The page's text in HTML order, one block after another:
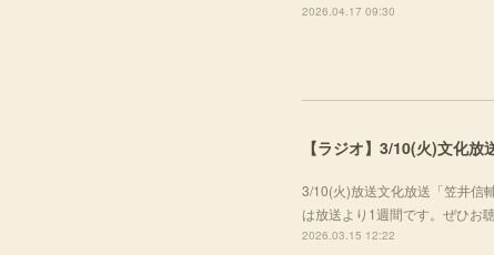
2026.04.17 09:30
【ラジオ】3/10(火)文化
3/10(火)放送文化放送「笠井信
は放送より1週間です。ぜひお
2026.03.15 12:22